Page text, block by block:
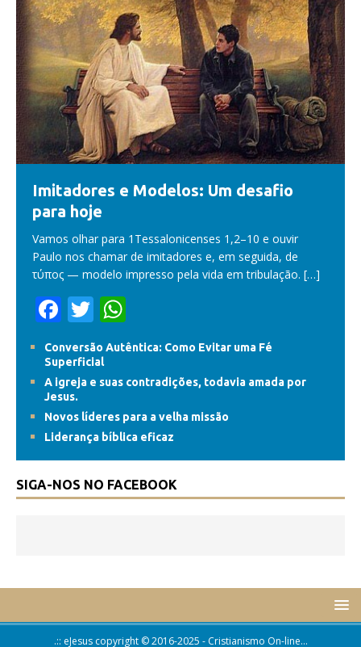
Imitadores e Modelos: Um desafio
para hoje
Vamos olhar para 1Tessalonicenses 1,2–10 e ouvir
Paulo nos chamar de imitadores e, em seguida, de
τύπος — modelo impresso pela vida em tribulação. […]
F
e
b
o
o
k
T
w
itt
er
h
at
s
A
p
p
Conversão Autêntica: Como Evitar uma Fé
Superficial
A igreja e suas contradições, todavia amada por
Jesus.
Novos líderes para a velha missão
Liderança bíblica eficaz
SIGA-NOS NO FACEBOOK
.:: eJesus copyright © 2016-2025 - Cristianismo On-line...